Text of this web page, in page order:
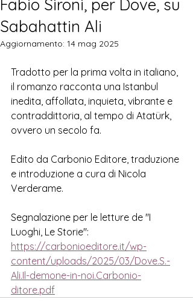
Fabio Sironi, per Dove, su
Sabahattin Ali
Aggiornamento: 14 mag 2025
Tradotto per la prima volta in italiano,
il romanzo racconta una Istanbul
inedita, affollata, inquieta, vibrante e
contraddittoria, al tempo di Atatürk,
ovvero un secolo fa.
Edito da Carbonio Editore, traduzione
e introduzione a cura di Nicola
Verderame.
Segnalazione per le letture de "I
Luoghi, Le Storie":
https://carbonioeditore.it/wp-
content/uploads/2025/03/Dove.S.-
Ali.Il-demone-in-noi.Carbonio-
ditore.pdf